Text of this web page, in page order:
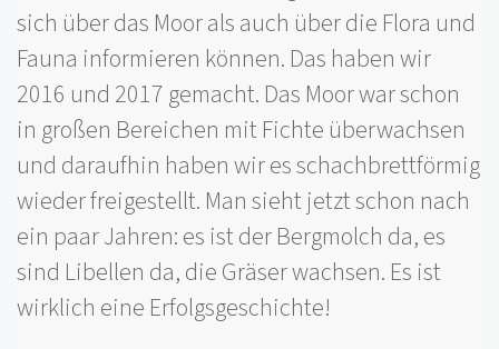
sich über das Moor als auch über die Flora und
Fauna informieren können. Das haben wir
2016 und 2017 gemacht. Das Moor war schon
in großen Bereichen mit Fichte überwachsen
und daraufhin haben wir es schachbrettförmig
wieder freigestellt. Man sieht jetzt schon nach
ein paar Jahren: es ist der Bergmolch da, es
sind Libellen da, die Gräser wachsen. Es ist
wirklich eine Erfolgsgeschichte!